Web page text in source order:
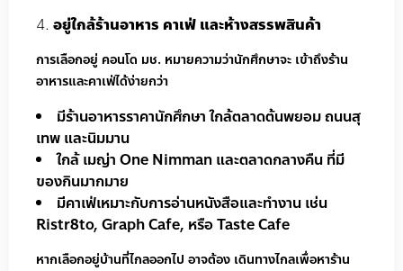
อยู่ใกล้ร้านอาหาร คาเฟ่ และห้างสรรพสินค้า
การเลือกอยู่ คอนโด มช. หมายความว่านักศึกษาจะ เข้าถึงร้าน
อาหารและคาเฟ่ได้ง่ายกว่า
มีร้านอาหารราคานักศึกษา ใกล้ตลาดต้นพยอม ถนนสุ
เทพ และนิมมาน
ใกล้ เมญ่า One Nimman และตลาดกลางคืน ที่มี
ของกินมากมาย
มีคาเฟ่เหมาะกับการอ่านหนังสือและทำงาน เช่น
Ristr8to, Graph Cafe, หรือ Taste Cafe
หากเลือกอยู่บ้านที่ไกลออกไป อาจต้อง เดินทางไกลเพื่อหาร้าน